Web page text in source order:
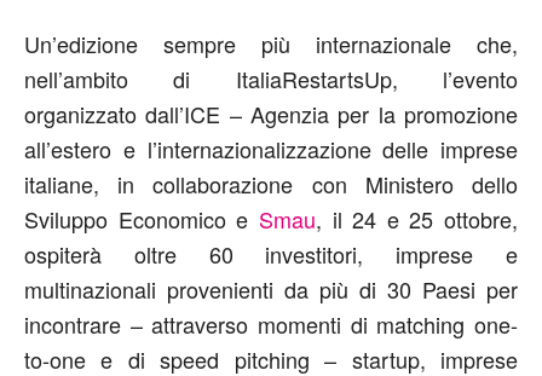
Un’edizione sempre più internazionale che,
nell’ambito di ItaliaRestartsUp, l’evento
organizzato dall’ICE – Agenzia per la promozione
all’estero e l’internazionalizzazione delle imprese
italiane, in collaborazione con Ministero dello
Sviluppo Economico e Smau, il 24 e 25 ottobre,
ospiterà oltre 60 investitori, imprese e
multinazionali provenienti da più di 30 Paesi per
incontrare – attraverso momenti di matching one-
to-one e di speed pitching – startup, imprese